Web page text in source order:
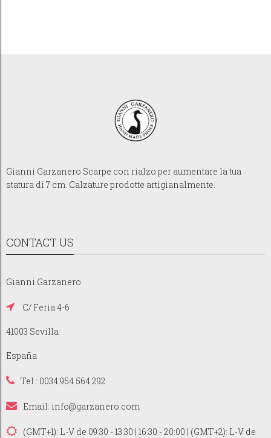
Gianni Garzanero Scarpe con rialzo per aumentare la tua
statura di 7 cm. Calzature prodotte artigianalmente.
CONTACT US
Gianni Garzanero
C/ Feria 4-6
41003 Sevilla
España
Tel : 0034 954 564 292
Email: info@garzanero.com
(GMT+1): L-V de 09:30 - 13:30 | 16:30 - 20:00 | (GMT+2): L-V de